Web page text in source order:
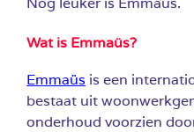
Wat is Emmaüs?
Emmaüs is een
bestaat uit
onderhoud voorzien